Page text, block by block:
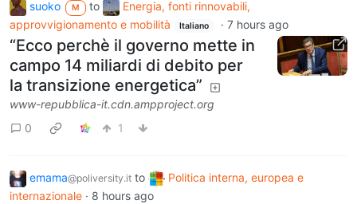
suoko M to
Energia, fonti rinnovabili,
approvvigionamento e mobilità
Italiano · 7 hours ago
“Ecco perchè il governo mette in
campo 14 miliardi di debito per
la transizione energetica”
www-repubblica-it.cdn.ampproject.org
0
1
emama@poliversity.it to
Politica interna, europea e
internazionale · 8 hours ago